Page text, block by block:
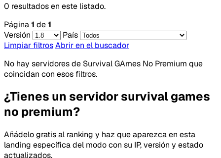
0 resultados en este listado.
Página1 de1
Versión
País
Limpiar filtrosAbrir en el buscador
No hay servidores de Survival GAmes No Premium que
coincidan con esos filtros.
¿Tienes un servidor survival games
no premium?
Añádelo gratis al ranking y haz que aparezca en esta
landing específica del modo con su IP, versión y estado
actualizados.